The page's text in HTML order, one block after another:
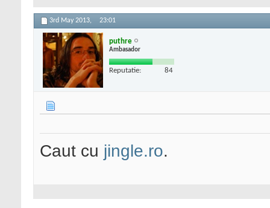
3rd May 2013, 23:01
puthre
Ambasador
Reputatie: 84
Caut cu jingle.ro.